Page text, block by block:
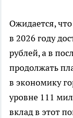
Ожидается,
в 2026 году
рублей, а в
продолжать
в экономику
уровне 111
вклад в этот